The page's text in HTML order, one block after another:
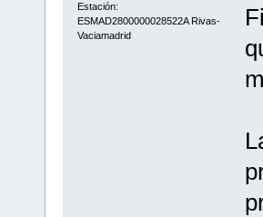
Estación:
ESMAD2800000028522A Rivas-
Vaciamadrid